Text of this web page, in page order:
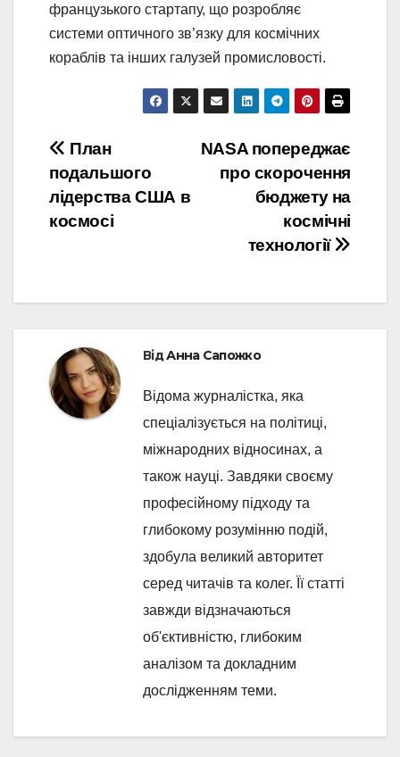
французького стартапу, що розробляє
системи оптичного зв’язку для космічних
кораблів та інших галузей промисловості.
Навігація
записів
NASA попереджає
про скорочення
бюджету на
космічні
технології
План
подальшого
лідерства США в
космосі
ВідАнна Сапожко
Відома журналістка, яка
спеціалізується на політиці,
міжнародних відносинах, а
також науці. Завдяки своєму
професійному підходу та
глибокому розумінню подій,
здобула великий авторитет
серед читачів та колег. Її статті
завжди відзначаються
об'єктивністю, глибоким
аналізом та докладним
дослідженням теми.